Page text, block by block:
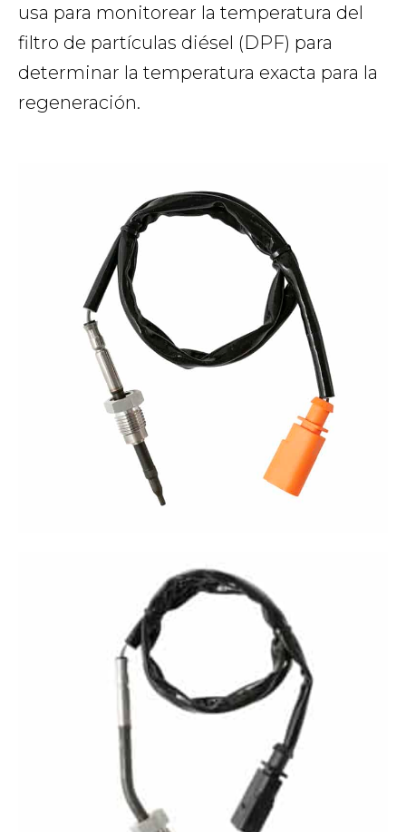
usa para monitorear la temperatura del
filtro de partículas diésel (DPF) para
determinar la temperatura exacta para la
regeneración.